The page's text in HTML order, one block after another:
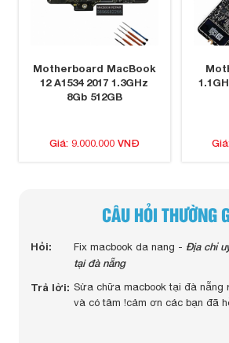
Motherboard MacBook
12 A1534 2017 1.3GHz
8Gb 512GB
Giá: 9.000.000 VNĐ
CÂU HỎI THƯỜNG
Hỏi: Fix macbook da nang - Địa chỉ
tại đà nẵng
Trả lời: Sửa chữa macbook tại đà nẵng
và có tâm !cảm ơn các bạn đã